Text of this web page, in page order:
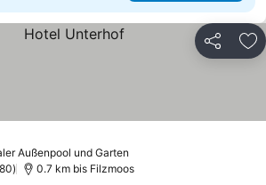
Teilen
Außenpool und Garten
0.7 km bis Filzmoos